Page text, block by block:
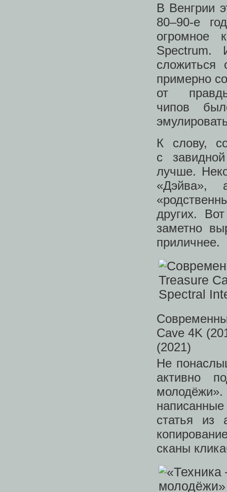
В Венгрии
80–90-е
огромное
Spectrum.
сложиться
примерно
от
чипов
К слову,
с
лучше.
других.
заметно
приличнее.
Cave 4K
(2021)
Не
активно
статья из
сканы